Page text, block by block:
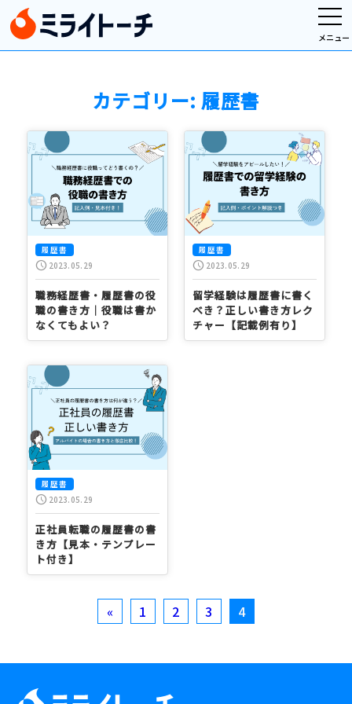
メニュー
カテゴリー:履歴書
履歴書
schedule 2023.05.29
職務経歴書・履歴書の役
職の書き方｜役職は書か
なくてもよい？
履歴書
schedule 2023.05.29
留学経験は履歴書に書く
べき？正しい書き方レク
チャー【記載例有り】
履歴書
schedule 2023.05.29
正社員転職の履歴書の書
き方【見本・テンプレー
ト付き】
投
の
« 1 2 3 4